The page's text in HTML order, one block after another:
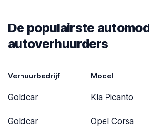
De populairste
autoverhuurders
Verhuurbedrijf Model
Goldcar Kia Picanto
Goldcar Opel Corsa